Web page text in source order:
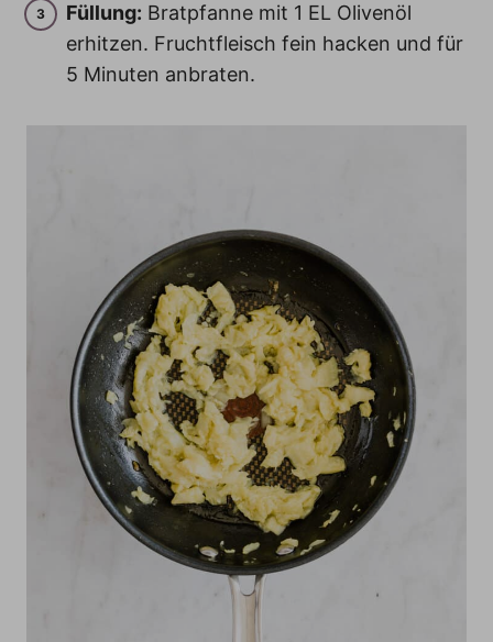
Füllung: Bratpfanne mit 1 EL Olivenöl
erhitzen. Fruchtfleisch fein hacken und für
5 Minuten anbraten.